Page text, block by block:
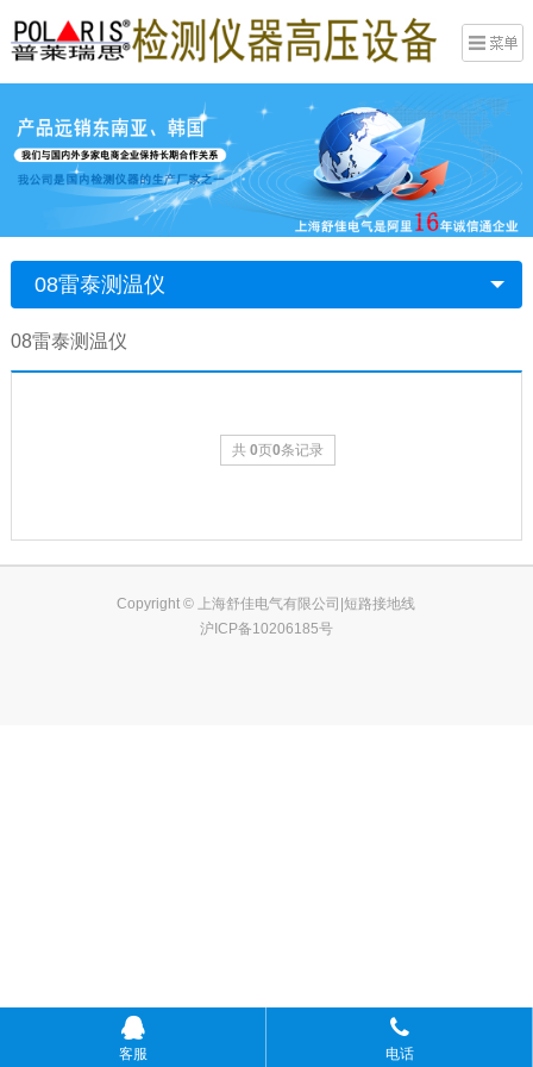
08雷泰测温仪
08雷泰测温仪
共0页0条记录
Copyright © 上海舒佳电气有限公司|短路接地线
沪ICP备10206185号
客服 电话